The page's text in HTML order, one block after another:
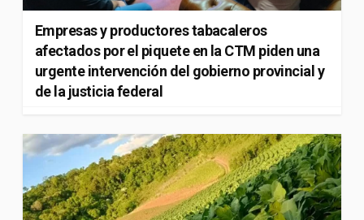
Empresas y productores tabacaleros
afectados por el piquete en la CTM piden una
urgente intervención del gobierno provincial y
de la justicia federal